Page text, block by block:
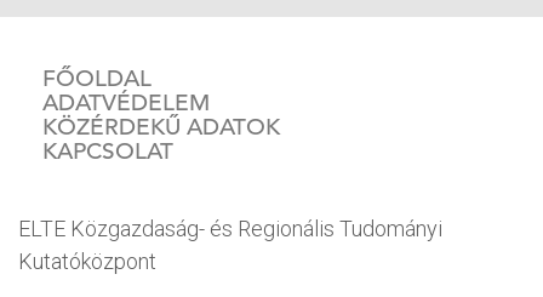
FŐOLDAL
ADATVÉDELEM
KÖZÉRDEKŰ ADATOK
KAPCSOLAT
ELTE Közgazdaság- és Regionális Tudományi
Kutatóközpont